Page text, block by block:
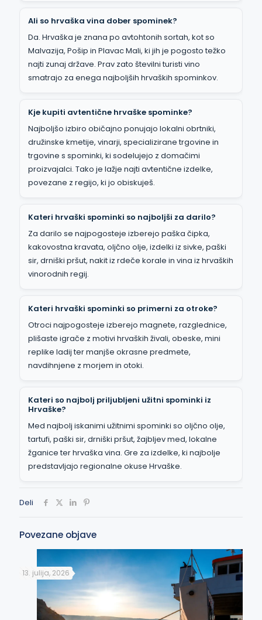
Ali so hrvaška vina dober spominek?
Da. Hrvaška je znana po avtohtonih sortah, kot so
Malvazija, Pošip in Plavac Mali, ki jih je pogosto težko
najti zunaj države. Prav zato številni turisti vino
smatrajo za enega najboljših hrvaških spominkov.
Kje kupiti avtentične hrvaške spominke?
Najboljšo izbiro običajno ponujajo lokalni obrtniki,
družinske kmetije, vinarji, specializirane trgovine in
trgovine s spominki, ki sodelujejo z domačimi
proizvajalci. Tako je lažje najti avtentične izdelke,
povezane z regijo, ki jo obiskuješ.
Kateri hrvaški spominki so najboljši za darilo?
Za darilo se najpogosteje izberejo paška čipka,
kakovostna kravata, oljčno olje, izdelki iz sivke, paški
sir, drniški pršut, nakit iz rdeče korale in vina iz hrvaških
vinorodnih regij.
Kateri hrvaški spominki so primerni za otroke?
Otroci najpogosteje izberejo magnete, razglednice,
plišaste igrače z motivi hrvaških živali, obeske, mini
replike ladij ter manjše okrasne predmete,
navdihnjene z morjem in otoki.
Kateri so najbolj priljubljeni užitni spominki iz
Hrvaške?
Med najbolj iskanimi užitnimi spominki so oljčno olje,
tartufi, paški sir, drniški pršut, žajbljev med, lokalne
žganice ter hrvaška vina. Gre za izdelke, ki najbolje
predstavljajo regionalne okuse Hrvaške.
Deli
Povezane objave
13. julija, 2026